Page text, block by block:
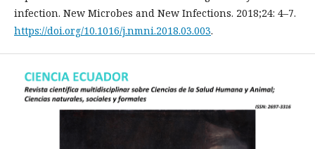
infection. New Microbes and New Infections. 2018;24: 4–7.
https://doi.org/10.1016/j.nmni.2018.03.003.